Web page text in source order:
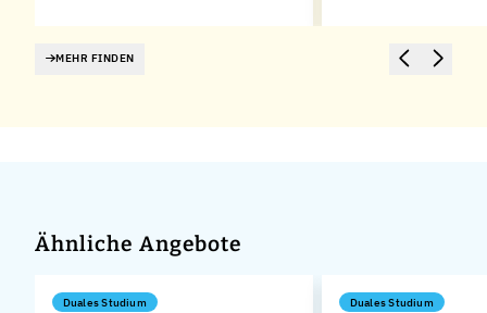
MEHR FINDEN
Ähnliche Angebote
Duales Studium Duales Studium